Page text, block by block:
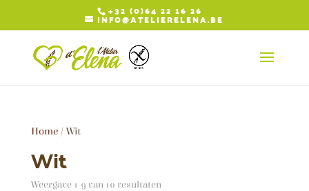
+32 (0)64 22 16 26
INFO@ATELIERELENA.BE
Home/ Wit
Wit
Weergave 1-9 van 10 resultaten